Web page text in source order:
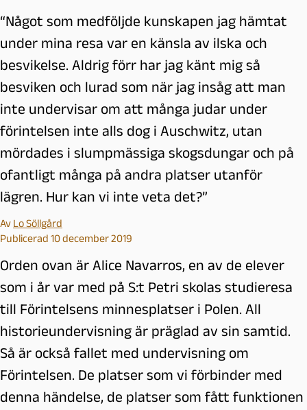
“Något som medföljde kunskapen jag hämtat
under mina resa var en känsla av ilska och
besvikelse. Aldrig förr har jag känt mig så
besviken och lurad som när jag insåg att man
inte undervisar om att många judar under
förintelsen inte alls dog i Auschwitz, utan
mördades i slumpmässiga skogsdungar och på
ofantligt många på andra platser utanför
lägren. ​Hur​ kan vi inte veta det?”
Av Lo Söllgård
Publicerad 10 december 2019
Orden ovan är Alice Navarros, en av de elever
som i år var med på S:t Petri skolas studieresa
till Förintelsens minnesplatser i Polen. All
historieundervisning är präglad av sin samtid.
Så är också fallet med undervisning om
Förintelsen. De platser som vi förbinder med
denna händelse, de platser som fått funktionen